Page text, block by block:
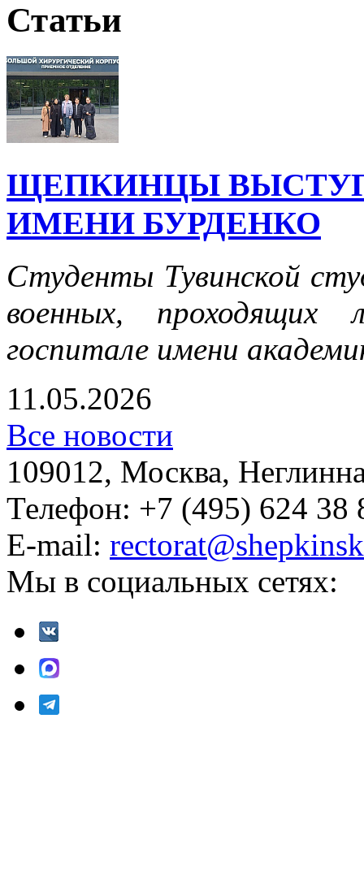
Статьи
ЩЕПКИНЦЫ
ИМЕНИ БУРДЕНКО
Студенты Тувинской
военных, проходящих
госпитале имени
11.05.2026
Все новости
109012, Москва,
Телефон: +7 (495) 624 38
E-mail:
Мы в социальных сетях: